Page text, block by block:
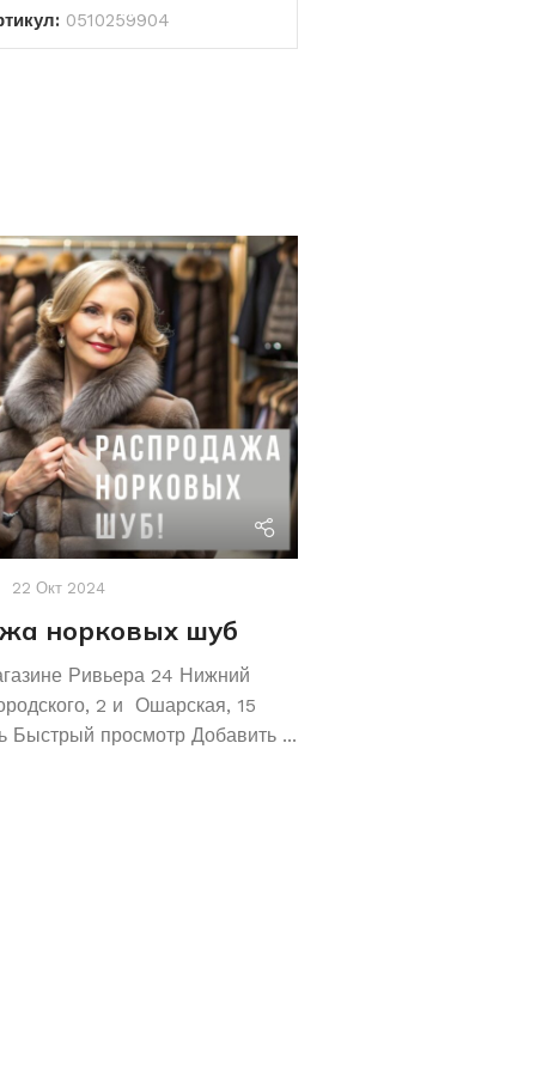
0510259904
22 Окт 2024
норковых шуб
Ривьера 24 Нижний
2 и Ошарская, 15
Быстрый просмотр Добавить ...